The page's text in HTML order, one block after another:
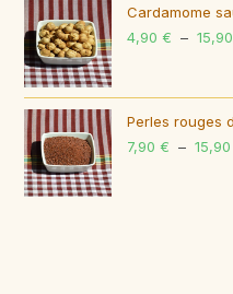
Cardamome
4,90€ –
Perles rouges
7,90€ –